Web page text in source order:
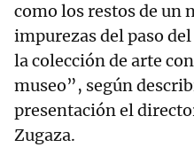
como los restos de un
impurezas del paso
la colección de arte
museo”, según
presentación el
Zugaza.